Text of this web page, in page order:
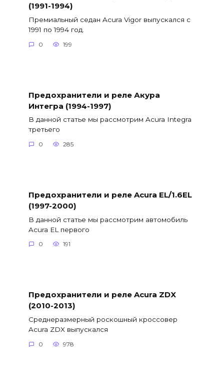
(1991-1994)
Премиальный седан Acura Vigor выпускался с
1991 по 1994 год.
0 199
Предохранители и реле Акура
Интегра (1994-1997)
В данной статье мы рассмотрим Acura Integra
третьего
0 285
Предохранители и реле Acura EL/1.6EL
(1997-2000)
В данной статье мы рассмотрим автомобиль
Acura EL первого
0 191
Предохранители и реле Acura ZDX
(2010-2013)
Среднеразмерный роскошный кроссовер
Acura ZDX выпускался
0 978